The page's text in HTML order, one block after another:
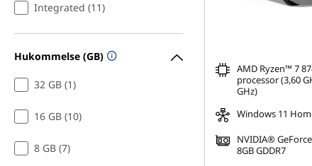
Integrated (11)
Hukommelse (GB)
32 GB (1)
16 GB (10)
8 GB (7)
AMD Ryzen™ 7
processor (3,60
GHz)
Windows 11
NVIDIA®
8GB GDDR7